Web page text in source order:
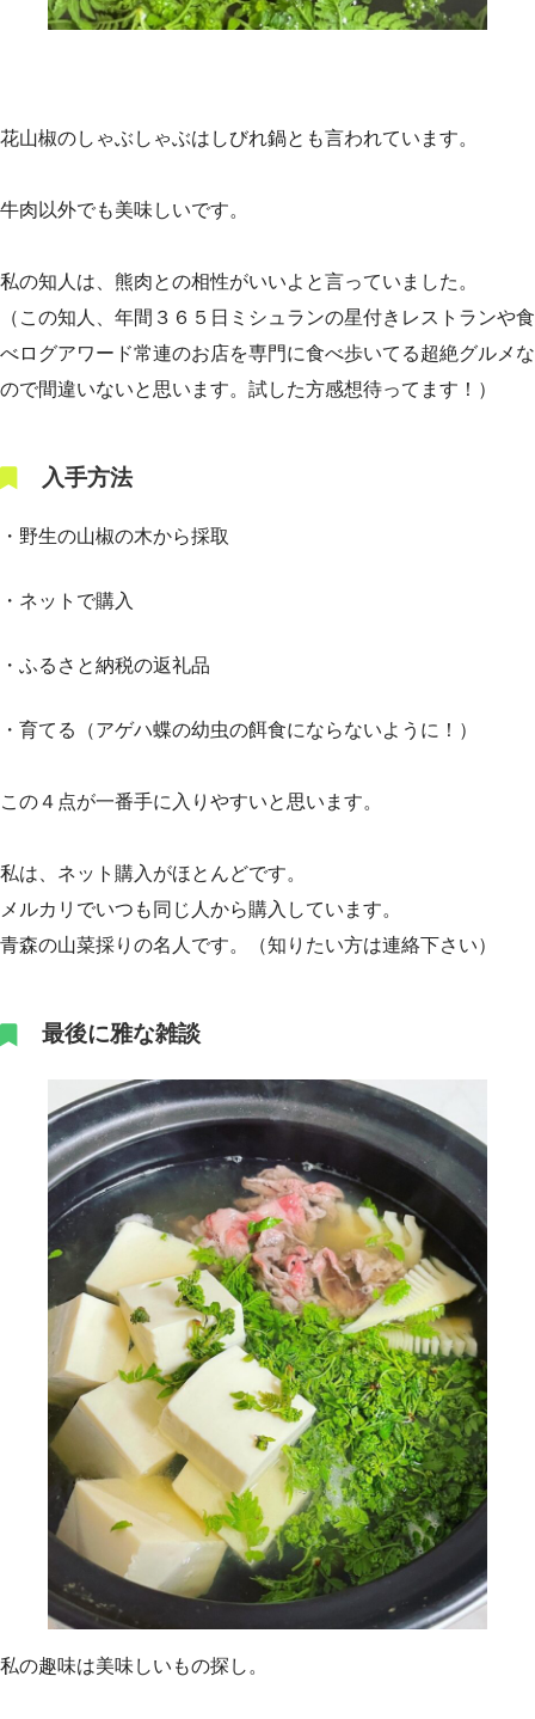
花山椒のしゃぶしゃぶはしびれ鍋とも言われています。
牛肉以外でも美味しいです。
私の知人は、熊肉との相性がいいよと言っていました。
（この知人、年間３６５日ミシュランの星付きレストランや食
べログアワード常連のお店を専門に食べ歩いてる超絶グルメな
ので間違いないと思います。試した方感想待ってます！）
入手方法
・野生の山椒の木から採取
・ネットで購入
・ふるさと納税の返礼品
・育てる（アゲハ蝶の幼虫の餌食にならないように！）
この４点が一番手に入りやすいと思います。
私は、ネット購入がほとんどです。
メルカリでいつも同じ人から購入しています。
青森の山菜採りの名人です。（知りたい方は連絡下さい）
最後に雅な雑談
私の趣味は美味しいもの探し。